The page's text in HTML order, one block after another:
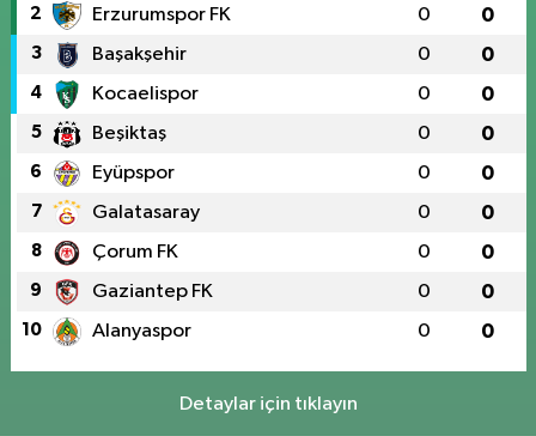
2 Erzurumspor FK 0 0
3 Başakşehir 0 0
4 Kocaelispor 0 0
5 Beşiktaş 0 0
6 Eyüpspor 0 0
7 Galatasaray 0 0
8 Çorum FK 0 0
9 Gaziantep FK 0 0
10 Alanyaspor 0 0
Detaylar için tıklayın